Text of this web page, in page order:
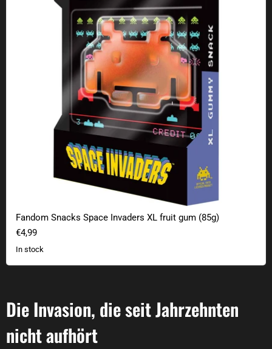
Fandom Snacks Space Invaders XL fruit gum (85g)
€4,99
In stock
Die Invasion, die seit Jahrzehnten
nicht aufhört